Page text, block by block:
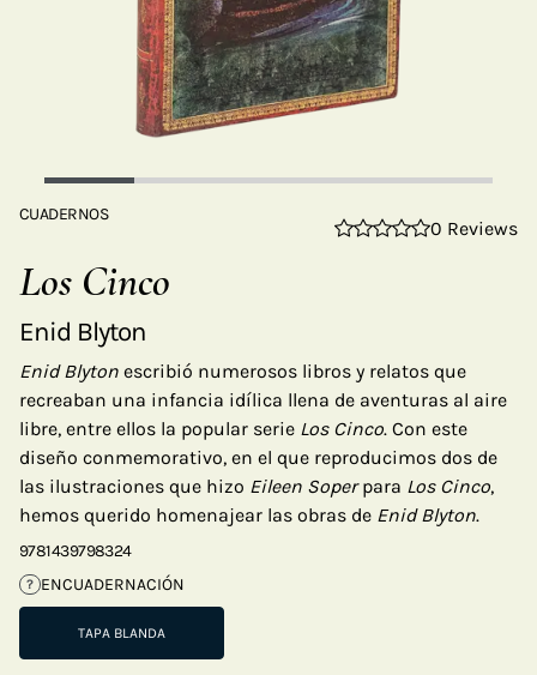
CUADERNOS
0 Reviews
Los Cinco
Enid Blyton
Enid Blyton escribió numerosos libros y relatos que
recreaban una infancia idílica llena de aventuras al aire
libre, entre ellos la popular serie Los Cinco. Con este
diseño conmemorativo, en el que reproducimos dos de
las ilustraciones que hizo Eileen Soperpara Los Cinco,
hemos querido homenajear las obras de Enid Blyton.
9781439798324
? ENCUADERNACIÓN
TAPA BLANDA